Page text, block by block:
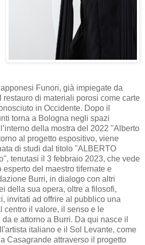
Funori, già impiegate da
restauro di materiali porosi come carte
in Occidente. Dopo il
torna a Bologna negli spazi
della mostra del 2022 "Alberto
al progetto espositivo, viene
di studi dal titolo "ALBERTO
tenutasi il 3 febbraio 2023, che vede
esperto del maestro tifernate e
Burri, in dialogo con altri
della sua opera, oltre a filosofi,
invitati ad offrire al pubblico una
centro il valore, il senso e le
e attorno a Burri. Da qui nasce il
italiano e il Sol Levante, come
Casagrande attraverso il progetto